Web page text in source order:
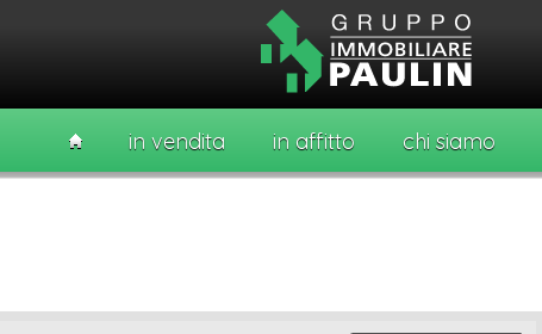
in vendita in affitto chi siamo